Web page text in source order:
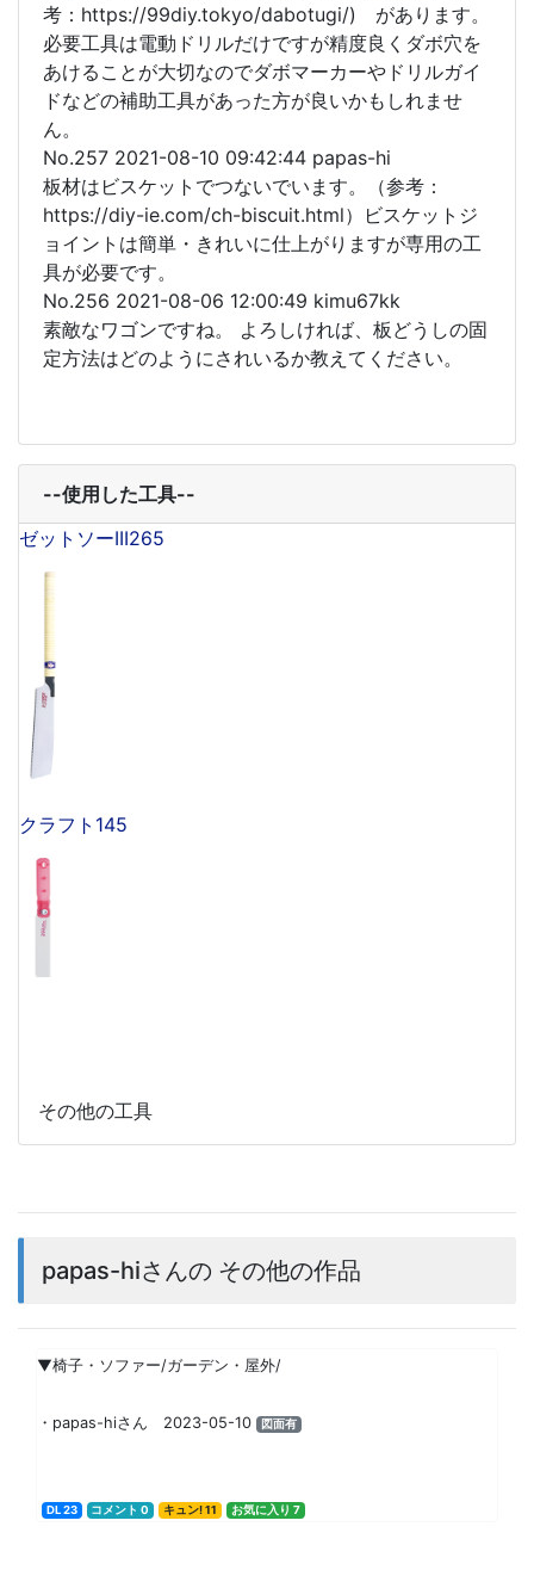
考：https://99diy.tokyo/dabotugi/) があります。
必要工具は電動ドリルだけですが精度良くダボ穴を
あけることが大切なのでダボマーカーやドリルガイ
ドなどの補助工具があった方が良いかもしれませ
ん。
No.257 2021-08-10 09:42:44 papas-hi
板材はビスケットでつないでいます。（参考：
https://diy-ie.com/ch-biscuit.html）ビスケットジ
ョイントは簡単・きれいに仕上がりますが専用の工
具が必要です。
No.256 2021-08-06 12:00:49 kimu67kk
素敵なワゴンですね。 よろしければ、板どうしの固
定方法はどのようにされいるか教えてください。
--使用した工具--
ゼットソーIII265
クラフト145
その他の工具
papas-hiさんの その他の作品
▼椅子・ソファー/ガーデン・屋外/
・papas-hiさん 2023-05-10 図面有
DL 23 コメント 0 キュン! 11 お気に入り 7